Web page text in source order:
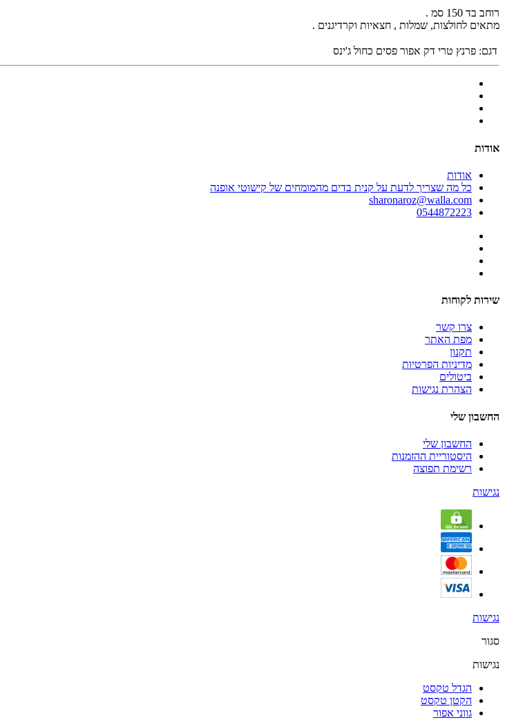
רוחב בד 150 סמ .
מתאים לחולצות, שמלות , חצאיות וקרדיגנים .
דגם: פרנץ טרי דק אפור פסים כחול ג'ינס
אודות
אודות
כל מה שצריך לדעת על קנית בדים מהמומחים של קישוטי אופנה
sharonaroz@walla.com
0544872223
שירות לקוחות
צרו קשר
מפת האתר
תקנון
מדיניות הפרטיות
ביטולים
הצהרת נגישות
החשבון שלי
החשבון שלי
היסטוריית ההזמנות
רשימת תפוצה
נגישות
נגישות
סגור
נגישות
הגדל טקסט
הקטן טקסט
גווני אפור